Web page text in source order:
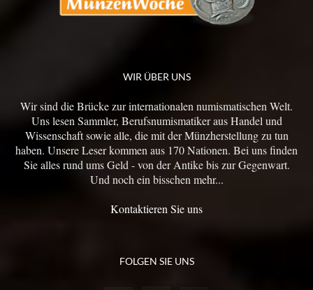
WIR ÜBER UNS
Wir sind die Brücke zur internationalen numismatischen Welt.
Uns lesen Sammler, Berufsnumismatiker aus Handel und
Wissenschaft sowie alle, die mit der Münzherstellung zu tun
haben. Unsere Leser kommen aus 170 Nationen. Bei uns finden
Sie alles rund ums Geld - von der Antike bis zur Gegenwart.
Und noch ein bisschen mehr...
Kontaktieren Sie uns
FOLGEN SIE UNS